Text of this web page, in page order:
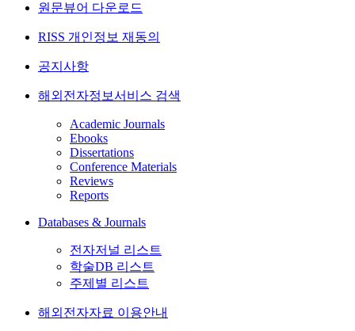
원문뷰어 다운로드
RISS 개인정보 재동의
공지사항
해외전자정보서비스 검색
Academic Journals
Ebooks
Dissertations
Conference Materials
Reviews
Reports
Databases & Journals
전자저널 리스트
학술DB 리스트
주제별 리스트
해외전자자료 이용안내